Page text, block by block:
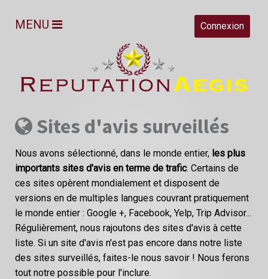
Connexion
MENU
Sites d'avis surveillés
Nous avons sélectionné, dans le monde entier, les plus
importants sites d'avis en terme de trafic. Certains de
ces sites opèrent mondialement et disposent de
versions en de multiples langues couvrant pratiquement
le monde entier : Google +, Facebook, Yelp, Trip Advisor...
Régulièrement, nous rajoutons des sites d'avis à cette
liste. Si un site d'avis n'est pas encore dans notre liste
des sites surveillés, faites-le nous savoir ! Nous ferons
tout notre possible pour l'inclure.